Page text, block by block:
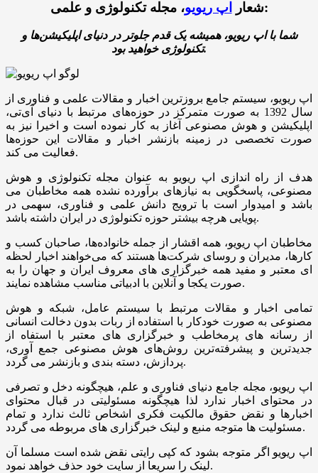
شعار اپ ریویو ، مجله تکنولوژی و علمی:
شما با اپ ریویو، همیشه یک قدم جلوتر در دنیای اپلیکیشن‌ها و
تکنولوژی خواهید بود.
اپ ریویو، سیستم جامع بروزترین اخبار و مقالات علمی و فناوری از
سال 1392 به صورت متمرکز در حوزه‌های مرتبط با دنیای آی‌تی،
اپلیکیشن و هوش مصنوعی آغاز به کار نموده است و اخیرا نیز به
صورت تخصصی در زمینه بازنشر اخبار و مقالات این حوزه‌ها
فعالیت می کند.
هدف از راه اندازی اپ ریویو به عنوان مجله تکنولوژی و هوش
مصنوعی، پاسخگویی به نیازهای برآورده نشده همه مخاطبان می
باشد و امیدوار است با ترویج دانش علمی و فناوری، سهمی در
پویایی هرچه بیشتر حوزه‌ تکنولوژی در ایران داشته باشد.
مخاطبان اپ ریویو، همه اقشار از جمله خانواده‌ها، صاحبان کسب و
کارها، مدیران و روسای شرکت‌ها هستند که می‌خواهند اخبار لحظه
ای معتبر و مفید همه خبرگزاری های معروف ایران و جهان را به
صورت یکجا و آنلاین با ادبیاتی مناسب مشاهده نمایند.
تمامی اخبار و مقالات مرتبط با سیستم عامل، شبکه و هوش
مصنوعی به صورت خودکار با استفاده از ربات بدون دخالت انسانی
از رسانه های پرمخاطب و خبرگزاری های معتبر با استفاه از
جدیدترین و پیشرفته‌ترین روش‌های هوش مصنوعی جمع آوری،
پردازش، دسته بندی و بازنشر می گردد.
اپ ریویو، مجله جامع دنیای فناوری و علم، هیچگونه دخل و تصرفی
در محتوای اخبار ندارد لذا هیچگونه مسئولیتی در قبال محتوای
اخبارها و نقض حقوق مالکیت فکری اشخاص ثالث ندارد و تمام
مسئولیت ها متوجه منبع و لینک خبرگزاری های مربوطه می گردد.
اپ ریویو اگر متوجه بشود که کپی رایتی نقض شده است مسلما آن
لینک را سریعا از سایت خود حذف خواهد نمود.